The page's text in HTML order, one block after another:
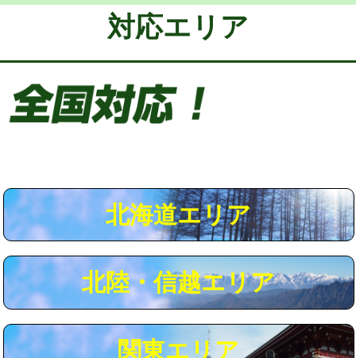
め込み）)
給水管工事※（土の掘削・埋め戻し作
11,000円
給水管工事※（塩ビ管（VP・HI）使
用/3ｍまで)
給水管工事※（ライニング鋼管・銅
管・ポリ管・HT管使用/3ｍまで)
44,000円
給水管工事※（ライニング鋼管・銅
+8,800円
マス交換（土の掘削・埋め戻し作業） 11,000円~
マス交換（深さ50㎝以上） 66,000円
対応エリア
北海道エリア
北陸・信越エリア
関東エリア